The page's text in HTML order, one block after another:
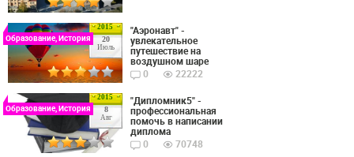
2015
20
Июль
Образование, История
"Аэронавт" -
увлекательное
путешествие на
воздушном шаре
0
22222
2015
8
Авг
Образование, История
"Дипломник5" -
профессиональная
помочь в написании
диплома
0
70748